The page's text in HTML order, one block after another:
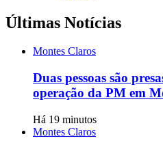
Últimas Notícias
Montes Claros
Duas pessoas são
operação da PM em
Há 19 minutos
Montes Claros